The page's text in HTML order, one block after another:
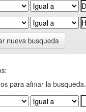
nueva busqueda
para afinar la busqueda.